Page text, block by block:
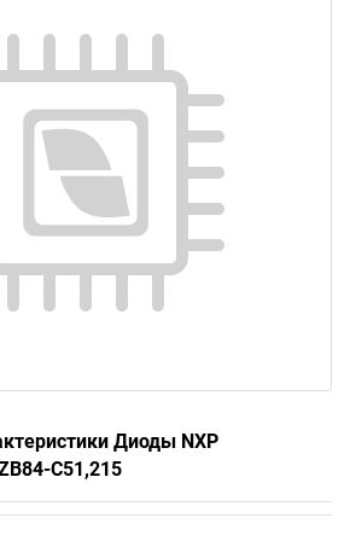
Диоды NXP
C51,215